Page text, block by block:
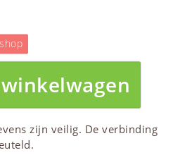
zijn veilig. De verbinding